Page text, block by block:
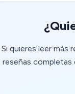
Si quieres leer más
reseñas completas